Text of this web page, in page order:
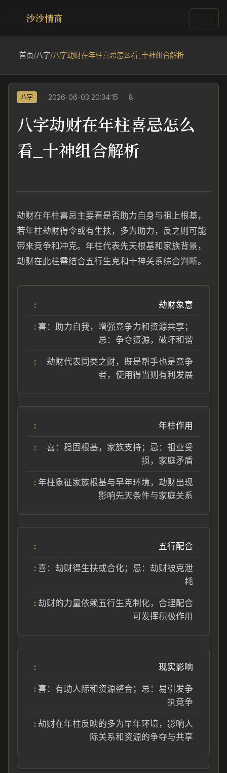
沙沙情商
首页/八字/八字劫财在年柱喜忌怎么看_十神组合解析
八字 2026-06-03 20:34:15 8
八字劫财在年柱喜忌怎么
看_十神组合解析
劫财在年柱喜忌主要看是否助力自身与祖上根基，
若年柱劫财得令或有生扶，多为助力，反之则可能
带来竞争和冲克。年柱代表先天根基和家族背景，
劫财在此柱需结合五行生克和十神关系综合判断。
劫财象意
喜：助力自我，增强竞争力和资源共享；
忌：争夺资源，破坏和谐
劫财代表同类之财，既是帮手也是竞争
者，使用得当则有利发展
年柱作用
喜：稳固根基，家族支持；忌：祖业受
损，家庭矛盾
年柱象征家族根基与早年环境，劫财出现
影响先天条件与家庭关系
五行配合
喜：劫财得生扶或合化；忌：劫财被克泄
耗
劫财的力量依赖五行生克制化，合理配合
可发挥积极作用
现实影响
喜：有助人际和资源整合；忌：易引发争
执竞争
劫财在年柱反映的多为早年环境，影响人
际关系和资源的争夺与共享